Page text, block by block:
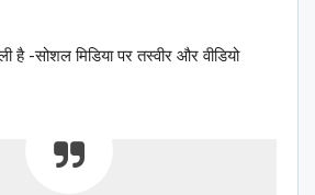
है -सोशल मिडिया पर तस्वीर और वीडियो